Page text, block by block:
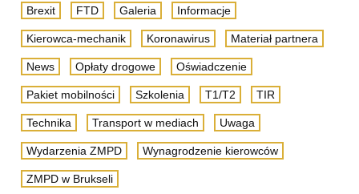
Brexit FTD Galeria Informacje
Kierowca-mechanik Koronawirus Materiał partnera
News Opłaty drogowe Oświadczenie
Pakiet mobilności Szkolenia T1/T2 TIR
Technika Transport w mediach Uwaga
Wydarzenia ZMPD Wynagrodzenie kierowców
ZMPD w Brukseli